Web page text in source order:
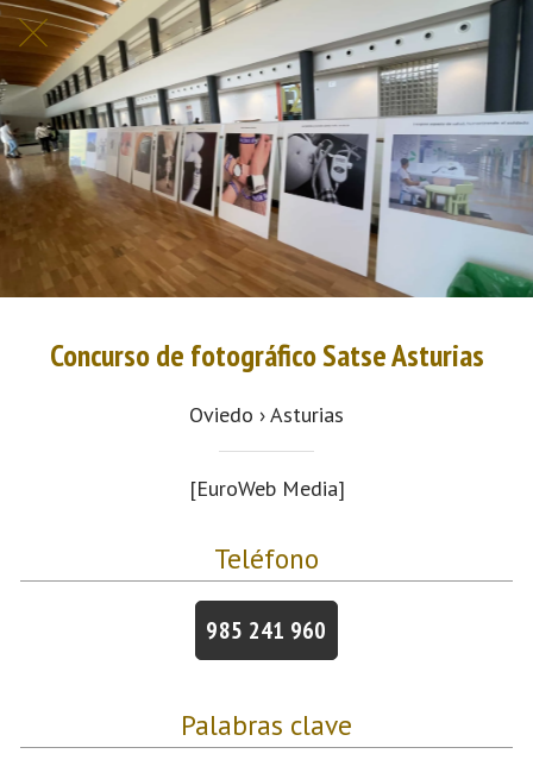
Concurso de fotográfico Satse Asturias
Oviedo › Asturias
[EuroWeb Media]
Teléfono
985 241 960
Palabras clave